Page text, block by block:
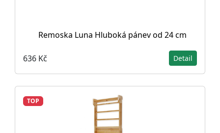
Remoska Luna Hluboká pánev od 24 cm
636 Kč Detail
TOP